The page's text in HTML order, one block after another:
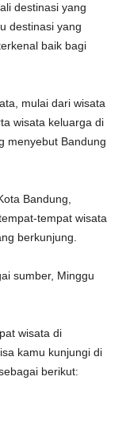
destinasi yang
destinasi yang
baik bagi
mulai dari wisata
wisata keluarga di
menyebut Bandung
Bandung,
tempat wisata
berkunjung.
sumber, Minggu
wisata di
kamu kunjungi di
berikut: